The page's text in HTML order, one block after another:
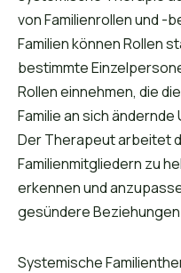
von Familienrollen und -
Familien können Rollen
bestimmte
Rollen einnehmen, die
Familie an sich
Der Therapeut arbeitet
Familienmitgliedern zu
erkennen und
gesündere
Systemische